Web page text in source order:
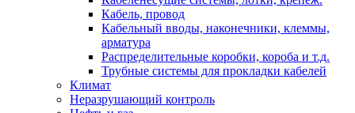
Кабель, провод
Кабельный вводы, наконечники, клеммы,
арматура
Распределительные коробки, короба и т.д.
Трубные системы для прокладки кабелей
Климат
Неразрушающий контроль